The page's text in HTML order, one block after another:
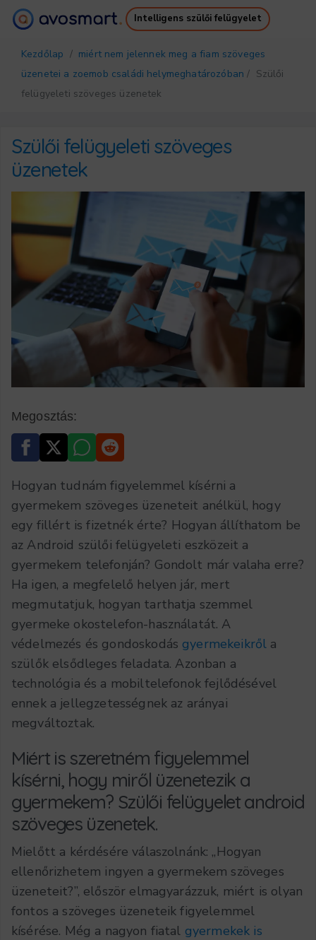
Intelligens szülői felügyelet
Hogyan működik
Árazás
Letöltések
Támogatás
Ingyenes Ebook
Kezdőlap / miért nem jelennek meg a fiam szöveges
üzenetei a zoemob családi helymeghatározóban / Szülői
felügyeleti szöveges üzenetek
Szülői felügyeleti szöveges
üzenetek
Megosztás:
Hogyan tudnám figyelemmel kísérni a
gyermekem szöveges üzeneteit anélkül, hogy
egy fillért is fizetnék érte? Hogyan állíthatom be
az Android szülői felügyeleti eszközeit a
gyermekem telefonján? Gondolt már valaha erre?
Ha igen, a megfelelő helyen jár, mert
megmutatjuk, hogyan tarthatja szemmel
gyermeke okostelefon-használatát. A
védelmezés és gondoskodás gyermekeikről a
szülők elsődleges feladata. Azonban a
technológia és a mobiltelefonok fejlődésével
ennek a jellegzetességnek az arányai
megváltoztak.
Miért is szeretném figyelemmel
kísérni, hogy miről üzenetezik a
gyermekem? Szülői felügyelet android
szöveges üzenetek.
Mielőtt a kérdésére válaszolnánk: „Hogyan
ellenőrizhetem ingyen a gyermekem szöveges
üzeneteit?”, először elmagyarázzuk, miért is olyan
fontos a szöveges üzeneteik figyelemmel
kísérése. Még a nagyon fiatal gyermekek is